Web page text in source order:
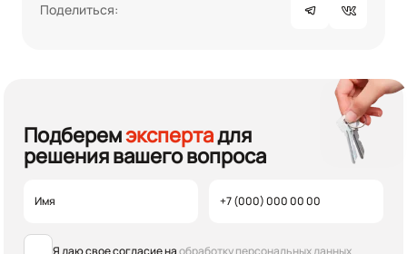
Поделиться:
Подберемэкспертадля
решения вашего вопроса